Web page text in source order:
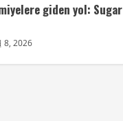
giden yol: Sugar
8, 2026